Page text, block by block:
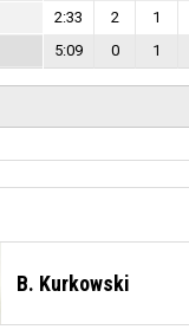
2:33 2 1
5:09 0 1
B. Kurkowski